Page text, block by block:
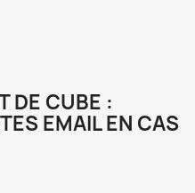
DE CUBE :
EMAIL EN CAS